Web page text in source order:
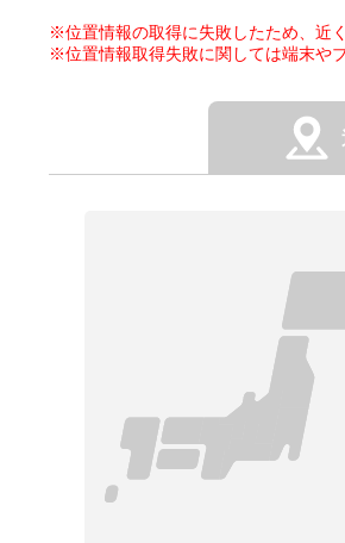
※位置情報の取得に失敗したため、近
※位置情報取得失敗に関しては端末や